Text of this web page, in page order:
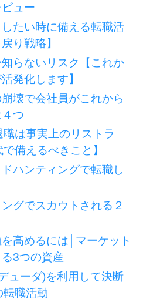
ュー
たい時に備える転職活
り戦略】
らないリスク【これか
発化します】
壊で会社員がこれから
つ
は事実上のリストラ
で備えるべきこと】
ドハンティングで転職し
グでスカウトされる２
高めるには│マーケット
3つの資産
ューダ)を利用して決断
転職活動